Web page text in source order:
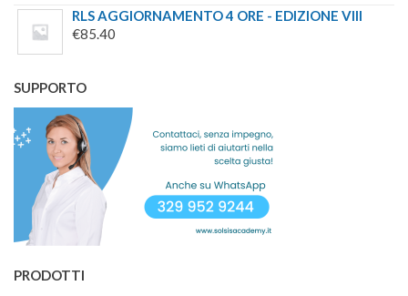
RLS AGGIORNAMENTO 4 ORE - EDIZIONE VIII
€85.40
SUPPORTO
PRODOTTI